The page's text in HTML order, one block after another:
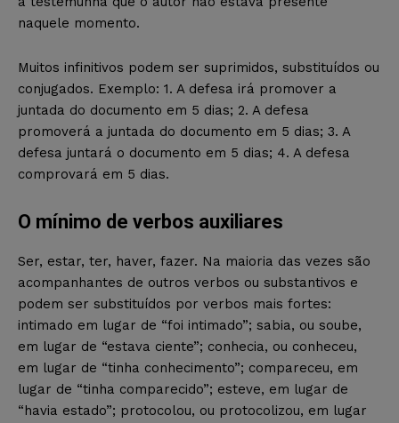
naquele momento.
Muitos infinitivos podem ser suprimidos, substituídos ou
conjugados. Exemplo: 1. A defesa irá promover a
juntada do documento em 5 dias; 2. A defesa
promoverá a juntada do documento em 5 dias; 3. A
defesa juntará o documento em 5 dias; 4. A defesa
comprovará em 5 dias.
O mínimo de verbos auxiliares
Ser, estar, ter, haver, fazer. Na maioria das vezes são
acompanhantes de outros verbos ou substantivos e
podem ser substituídos por verbos mais fortes:
intimado em lugar de “foi intimado”; sabia, ou soube,
em lugar de “estava ciente”; conhecia, ou conheceu,
em lugar de “tinha conhecimento”; compareceu, em
lugar de “tinha comparecido”; esteve, em lugar de
“havia estado”; protocolou, ou protocolizou, em lugar